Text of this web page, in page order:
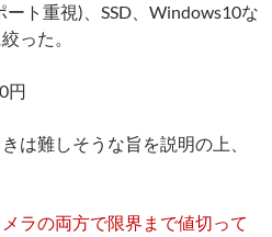
ト重視)、SSD、Windows10な
った。
円
は難しそうな旨を説明の上、
ラの両方で限界まで値切って